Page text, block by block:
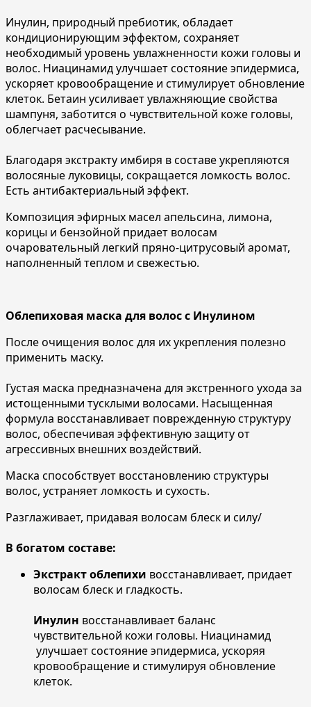
Инулин, природный пребиотик, обладает
кондиционирующим эффектом, сохраняет
необходимый уровень увлажненности кожи головы и
волос. Ниацинамид улучшает состояние эпидермиса,
ускоряет кровообращение и стимулирует обновление
клеток. Бетаин усиливает увлажняющие свойства
шампуня, заботится о чувствительной коже головы,
облегчает расчесывание.
Благодаря экстракту имбиря в составе укрепляются
волосяные луковицы, сокращается ломкость волос.
Есть антибактериальный эффект.
Композиция эфирных масел апельсина, лимона,
корицы и бензойной придает волосам
очаровательный легкий пряно-цитрусовый аромат,
наполненный теплом и свежестью.
Облепиховая маска для волос с Инулином
После очищения волос для их укрепления полезно
применить маску.
Густая маска предназначена для экстренного ухода за
истощенными тусклыми волосами. Насыщенная
формула восстанавливает поврежденную структуру
волос, обеспечивая эффективную защиту от
агрессивных внешних воздействий.
Маска способствует восстановлению структуры
волос, устраняет ломкость и сухость.
Разглаживает, придавая волосам блеск и силу/
В богатом составе:
Экстракт облепихи восстанавливает, придает
волосам блеск и гладкость.
Инулин восстанавливает баланс
чувствительной кожи головы. Ниацинамид
улучшает состояние эпидермиса, ускоряя
кровообращение и стимулируя обновление
клеток.